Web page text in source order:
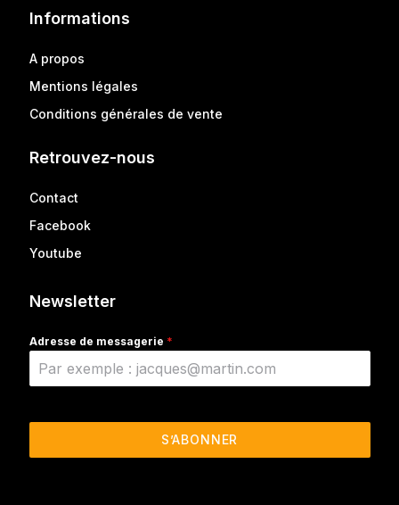
Informations
A propos
Mentions légales
Conditions générales de vente
Retrouvez-nous
Contact
Facebook
Youtube
Newsletter
Adresse de messagerie *
S’ABONNER